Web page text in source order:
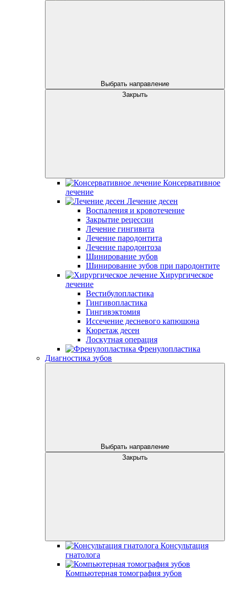
Выбрать направление
Закрыть
Консервативное
лечение
Лечение десен
Воспаления и кровотечение
Закрытие рецессии
Лечение гингивита
Лечение пародонтита
Лечение пародонтоза
Шинирование зубов
Шинирование зубов при пародонтите
Хирургическое
лечение
Вестибулопластика
Гингивопластика
Гингивэктомия
Иссечение десневого капюшона
Кюретаж десен
Лоскутная операция
Френулопластика
Диагностика зубов
Выбрать направление
Закрыть
Консультация
гнатолога
Компьютерная томография зубов